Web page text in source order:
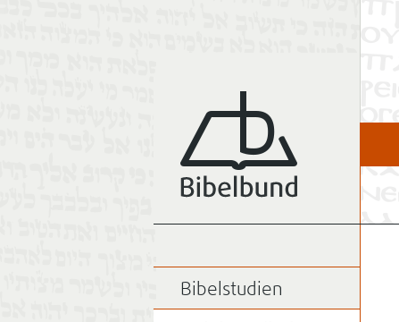
Bibelstudien